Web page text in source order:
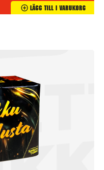
Lägg Till I Varukorg